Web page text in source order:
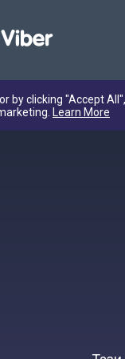
by clicking "Accept
Learn More